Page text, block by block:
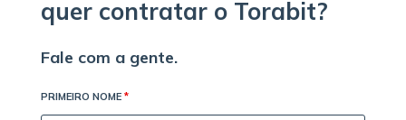
quer contratar o Torabit?
Fale com a gente.
PRIMEIRO NOME *